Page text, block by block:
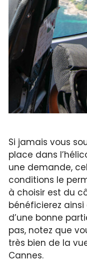
Si jamais vous
place dans
une demande,
conditions le
à choisir est du
bénéficierez ainsi
d’une bonne
pas, notez que
très bien de la
Cannes.